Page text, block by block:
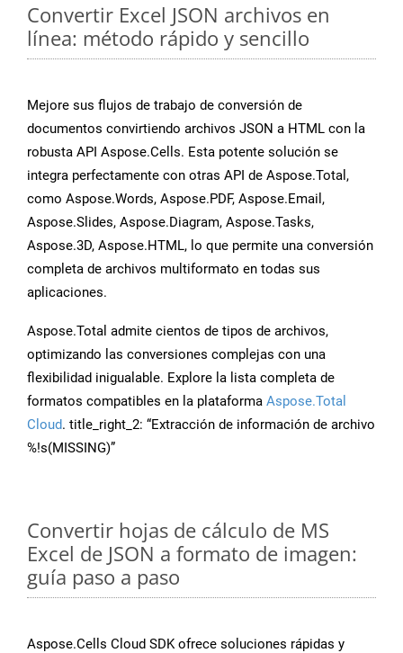
Convertir Excel JSON archivos en
línea: método rápido y sencillo
Mejore sus flujos de trabajo de conversión de
documentos convirtiendo archivos JSON a HTML con la
robusta API Aspose.Cells. Esta potente solución se
integra perfectamente con otras API de Aspose.Total,
como Aspose.Words, Aspose.PDF, Aspose.Email,
Aspose.Slides, Aspose.Diagram, Aspose.Tasks,
Aspose.3D, Aspose.HTML, lo que permite una conversión
completa de archivos multiformato en todas sus
aplicaciones.
Aspose.Total admite cientos de tipos de archivos,
optimizando las conversiones complejas con una
flexibilidad inigualable. Explore la lista completa de
formatos compatibles en la plataforma Aspose.Total
Cloud. title_right_2: “Extracción de información de archivo
%!s(MISSING)”
Convertir hojas de cálculo de MS
Excel de JSON a formato de imagen:
guía paso a paso
Aspose.Cells Cloud SDK ofrece soluciones rápidas y